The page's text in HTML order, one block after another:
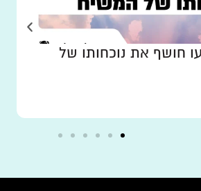
חושף את נוכחותו של